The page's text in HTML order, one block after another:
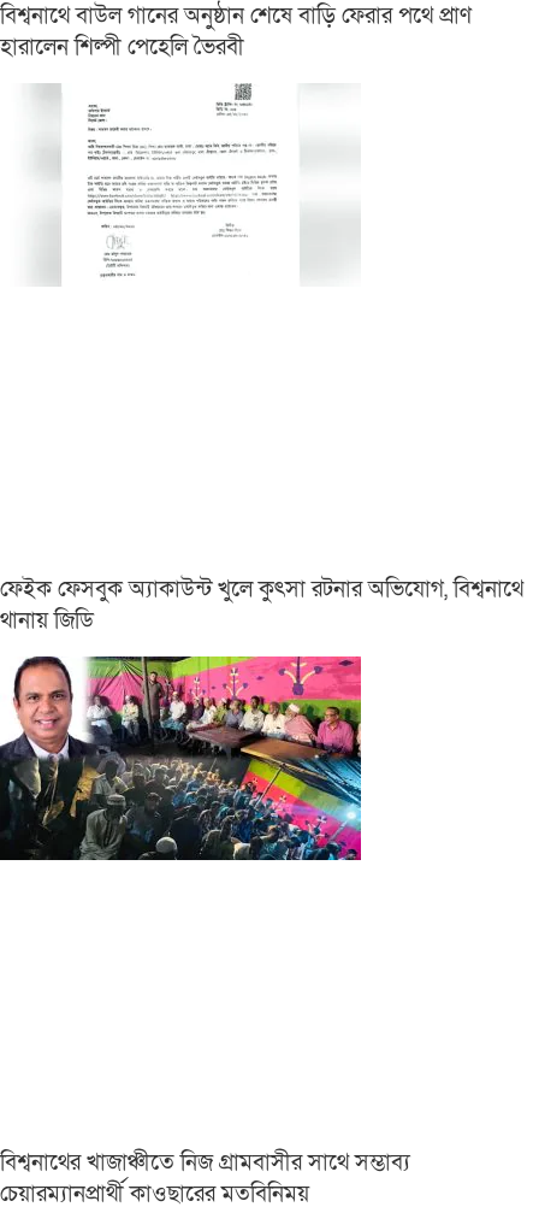
বিশ্বনাথে বাউল গানের অনুষ্ঠান শেষে বাড়ি ফেরার পথে প্রাণ
হারালেন শিল্পী পেহেলি ভৈরবী
ফেইক ফেসবুক অ্যাকাউন্ট খুলে কুৎসা রটনার অভিযোগ, বিশ্বনাথে
থানায় জিডি
বিশ্বনাথের খাজাঞ্চীতে নিজ গ্রামবাসীর সাথে সম্ভাব্য
চেয়ারম্যানপ্রার্থী কাওছারের মতবিনিময়